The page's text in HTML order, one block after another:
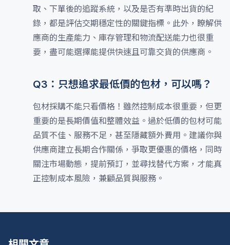
取、下單後的追蹤系統，以及是否有準時出貨的紀
錄，都是評估交期穩定性的關鍵指標。此外，瞭解供
應商的生產能力、庫存管理和物流配送能力也很重
要，盡可能選擇能提供快速且可靠交貨的供應商。
Q3：只想追求最低價的包材，可以嗎？
包材採購不能只看價格！雖然控制成本很重要，但更
重要的是長期價值和整體效益。過於低價的包材可能
品質不佳、服務不足，甚至隱藏額外費用。建議你與
供應商建立長期合作關係，爭取更優惠的價格，同時
關注市場動態，提前預訂，並尋找替代方案，才能真
正控制成本風險，兼顧品質與服務。